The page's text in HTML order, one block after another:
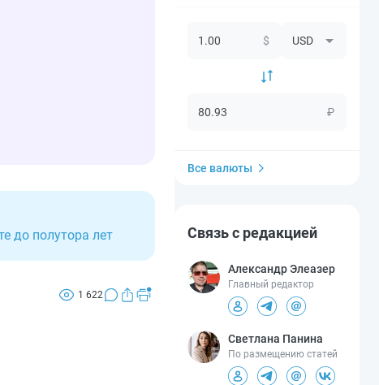
до полутора лет
1 622
$
₽
Все валюты
Связь с редакцией
Александр Элеазер
Главный редактор
Светлана Панина
По размещению статей